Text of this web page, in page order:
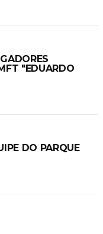
"EDUARDO
DO PARQUE